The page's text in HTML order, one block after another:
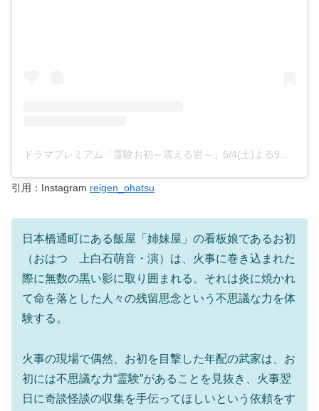
ドラマプレミアム「霊験お初～震える岩～」5/4(土)よる9時【テレビ朝日公式】(@reigen_ohatsu)がシェアした投稿
引用：Instagram reigen_ohatsu
日本橋通町にある飯屋「姉妹屋」の看板娘であるお初
（おはつ 上白石萌音・演）は、火事に巻き込まれた
際に無数の黒い影に取り囲まれる。それは炎に焼かれ
て命を落とした人々の残留思念という不思議な力を体
験する。
火事の現場で偶然、お初を目撃した年配の武家は、お
初には不思議な力“霊験”があることを見抜き、火事翌
日に奇談怪談の収集を手伝ってほしいという依頼をす